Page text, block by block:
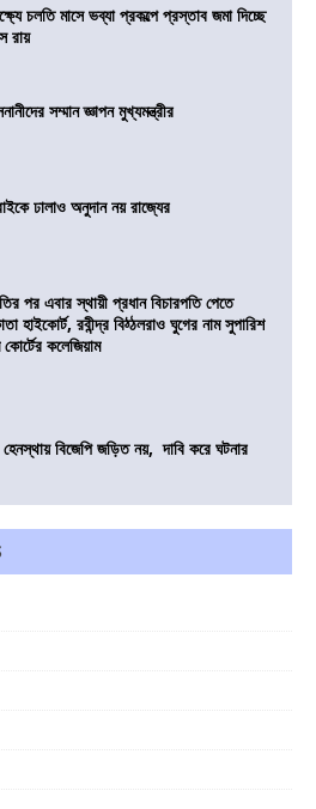
চলতি মাসে ভব্যা প্রকল্পে প্রস্তাব জমা দিচ্ছে
রায়
সম্মান জ্ঞাপন মুখ্যমন্ত্রীর
ঢালাও অনুদান নয় রাজ্যের
পর এবার স্থায়ী প্রধান বিচারপতি পেতে
হাইকোর্ট, রবীন্দ্র বিঠ্ঠলরাও ঘুগের নাম সুপারিশ
কলেজিয়াম
বিজেপি জড়িত নয়, দাবি করে ঘটনার